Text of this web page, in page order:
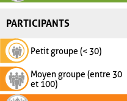
PARTICIPANTS
Petit groupe (< 30)
Moyen groupe (entre 30
et 100)